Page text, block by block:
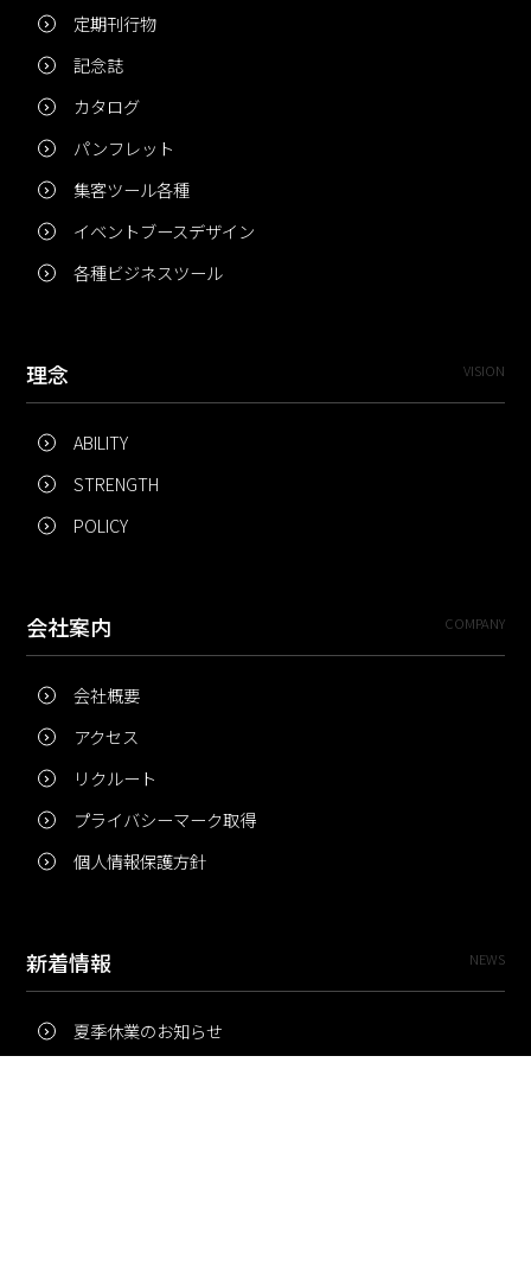
定期刊行物
記念誌
カタログ
パンフレット
集客ツール各種
イベントブースデザイン
各種ビジネスツール
理念 VISION
ABILITY
STRENGTH
POLICY
会社案内 COMPANY
会社概要
アクセス
リクルート
プライバシーマーク取得
個人情報保護方針
新着情報 NEWS
夏季休業のお知らせ